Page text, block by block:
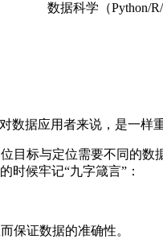
数据科学（Python/R/
数据应用者来说，是一样
目标与定位需要不同的
时候牢记“九字箴言”：
保证数据的准确性。